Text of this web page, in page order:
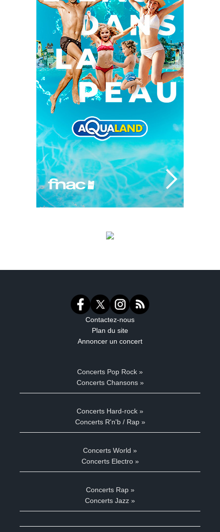
Contactez-nous
Plan du site
Annoncer un concert
Concerts Pop Rock »
Concerts Chansons »
Concerts Hard-rock »
Concerts R'n'b / Rap »
Concerts World »
Concerts Electro »
Concerts Rap »
Concerts Jazz »